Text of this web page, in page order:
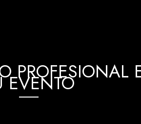
PROFESIONAL
EVENTO